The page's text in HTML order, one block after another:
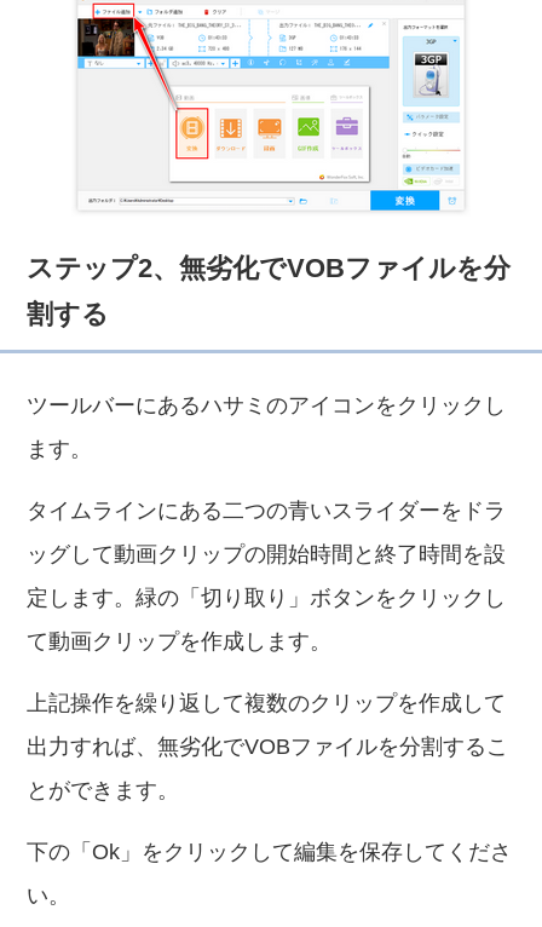
ステップ2、無劣化でVOBファイルを分
割する
ツールバーにあるハサミのアイコンをクリックし
ます。
タイムラインにある二つの青いスライダーをドラ
ッグして動画クリップの開始時間と終了時間を設
定します。緑の「切り取り」ボタンをクリックし
て動画クリップを作成します。
上記操作を繰り返して複数のクリップを作成して
出力すれば、無劣化でVOBファイルを分割するこ
とができます。
下の「Ok」をクリックして編集を保存してくださ
い。